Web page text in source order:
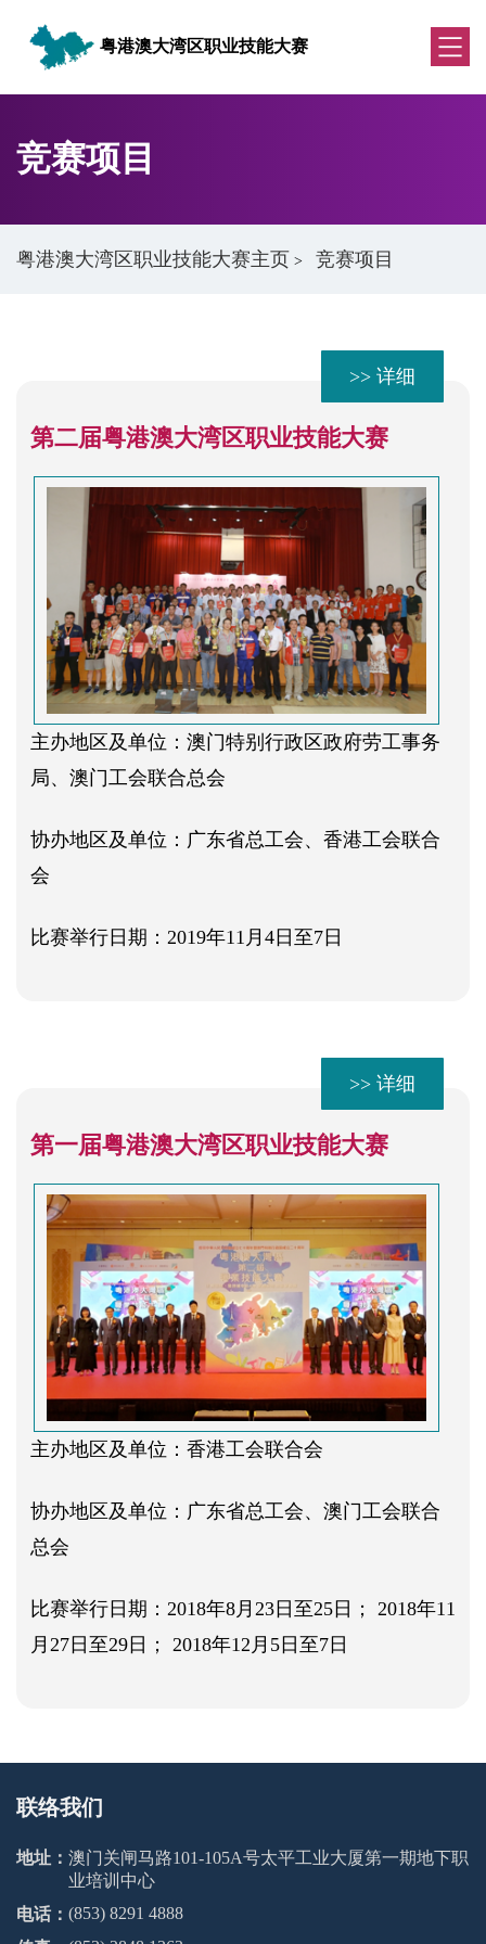
粤港澳大湾区职业技能大赛
竞赛项目
粤港澳大湾区职业技能大赛主页 > 竞赛项目
>> 详细
第二届粤港澳大湾区职业技能大赛
主办地区及单位：澳门特别行政区政府劳工事务
局、澳门工会联合总会
协办地区及单位：广东省总工会、香港工会联合
会
比赛举行日期：2019年11月4日至7日
>> 详细
第一届粤港澳大湾区职业技能大赛
主办地区及单位：香港工会联合会
协办地区及单位：广东省总工会、澳门工会联合
总会
比赛举行日期：2018年8月23日至25日； 2018年11
月27日至29日； 2018年12月5日至7日
联络我们
地址： 澳门关闸马路101-105A号太平工业大厦第一期地下职
业培训中心
电话： (853) 8291 4888